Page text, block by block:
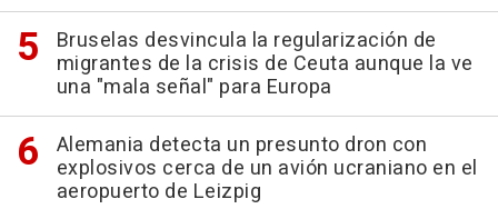
Bruselas desvincula la regularización de
migrantes de la crisis de Ceuta aunque la ve
una "mala señal" para Europa
Alemania detecta un presunto dron con
explosivos cerca de un avión ucraniano en el
aeropuerto de Leizpig